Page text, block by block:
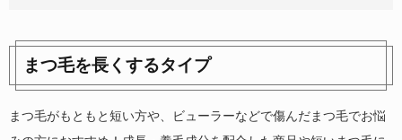
まつ毛を長くするタイプ
まつ毛がもともと短い方や、ビューラーなどで傷んだまつ毛でお悩